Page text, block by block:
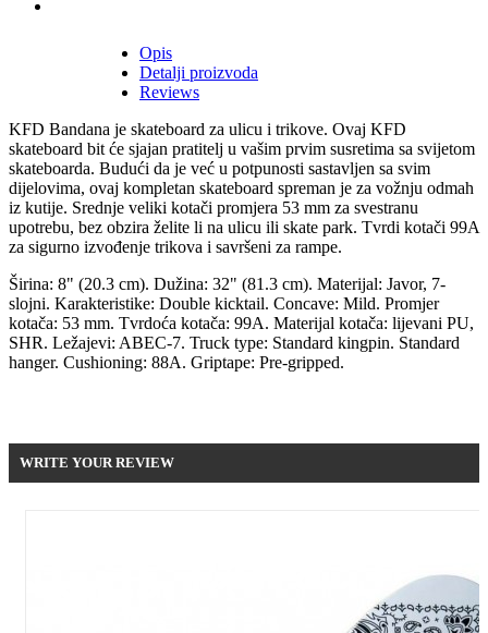
Opis
Detalji proizvoda
Reviews
KFD Bandana je skateboard za ulicu i trikove. Ovaj KFD
skateboard bit će sjajan pratitelj u vašim prvim susretima sa svijetom
skateboarda. Budući da je već u potpunosti sastavljen sa svim
dijelovima, ovaj kompletan skateboard spreman je za vožnju odmah
iz kutije. Srednje veliki kotači promjera 53 mm za svestranu
upotrebu, bez obzira želite li na ulicu ili skate park. Tvrdi kotači 99A
za sigurno izvođenje trikova i savršeni za rampe.
Širina: 8" (20.3 cm). Dužina: 32" (81.3 cm). Materijal: Javor, 7-
slojni. Karakteristike: Double kicktail. Concave: Mild. Promjer
kotača: 53 mm. Tvrdoća kotača: 99A. Materijal kotača: lijevani PU,
SHR. Ležajevi: ABEC-7. Truck type: Standard kingpin. Standard
hanger. Cushioning: 88A. Griptape: Pre-gripped.
WRITE YOUR REVIEW